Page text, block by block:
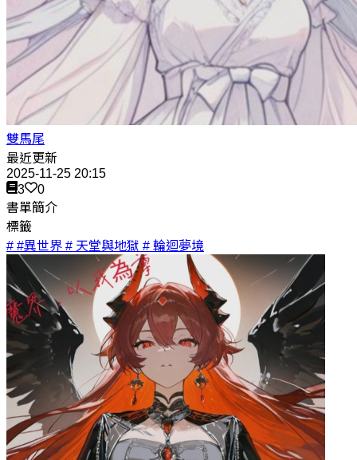
雙馬尾
最近更新
2025-11-25 20:15
3
0
書單簡介
標籤
# #異世界 # 天堂與地獄 # 輪迴夢境